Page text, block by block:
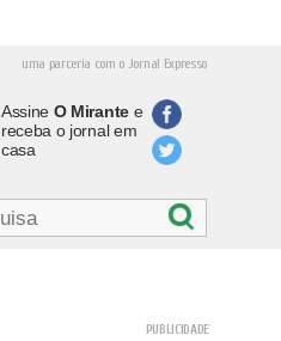
uma parceria com o Jornal Expresso
Assine O Mirantee
receba o jornal em
casa